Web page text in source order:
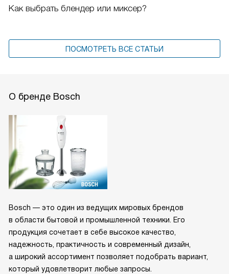
Как выбрать блендер или миксер?
ПОСМОТРЕТЬ ВСЕ СТАТЬИ
О бренде Bosch
Bosch — это один из ведущих мировых брендов
в области бытовой и промышленной техники. Его
продукция сочетает в себе высокое качество,
надежность, практичность и современный дизайн,
а широкий ассортимент позволяет подобрать вариант,
который удовлетворит любые запросы.